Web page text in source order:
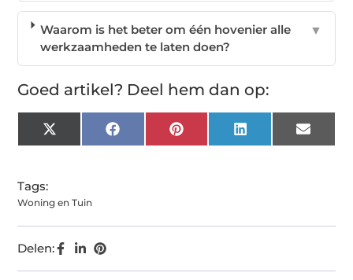
Waarom is het beter om één hovenier alle
werkzaamheden te laten doen?
▼
Goed artikel? Deel hem dan op:
X
(Twitter)
FacebookPinterest LinkedIn Email
Tags:
Woning en Tuin
Delen: